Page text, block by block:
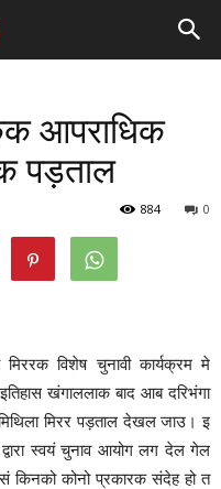
आपराधिक
पड़ताल
0
884
मिररक विशेष चुनावी कार्यक्रम मे
खंगाललाक बाद आब दरिभंगा
मिरर पड़ताल देखल जाउ। इ
स्वयं चुनाव आयोग लग देल गेल
कोनो प्रकारक संदेह हो त